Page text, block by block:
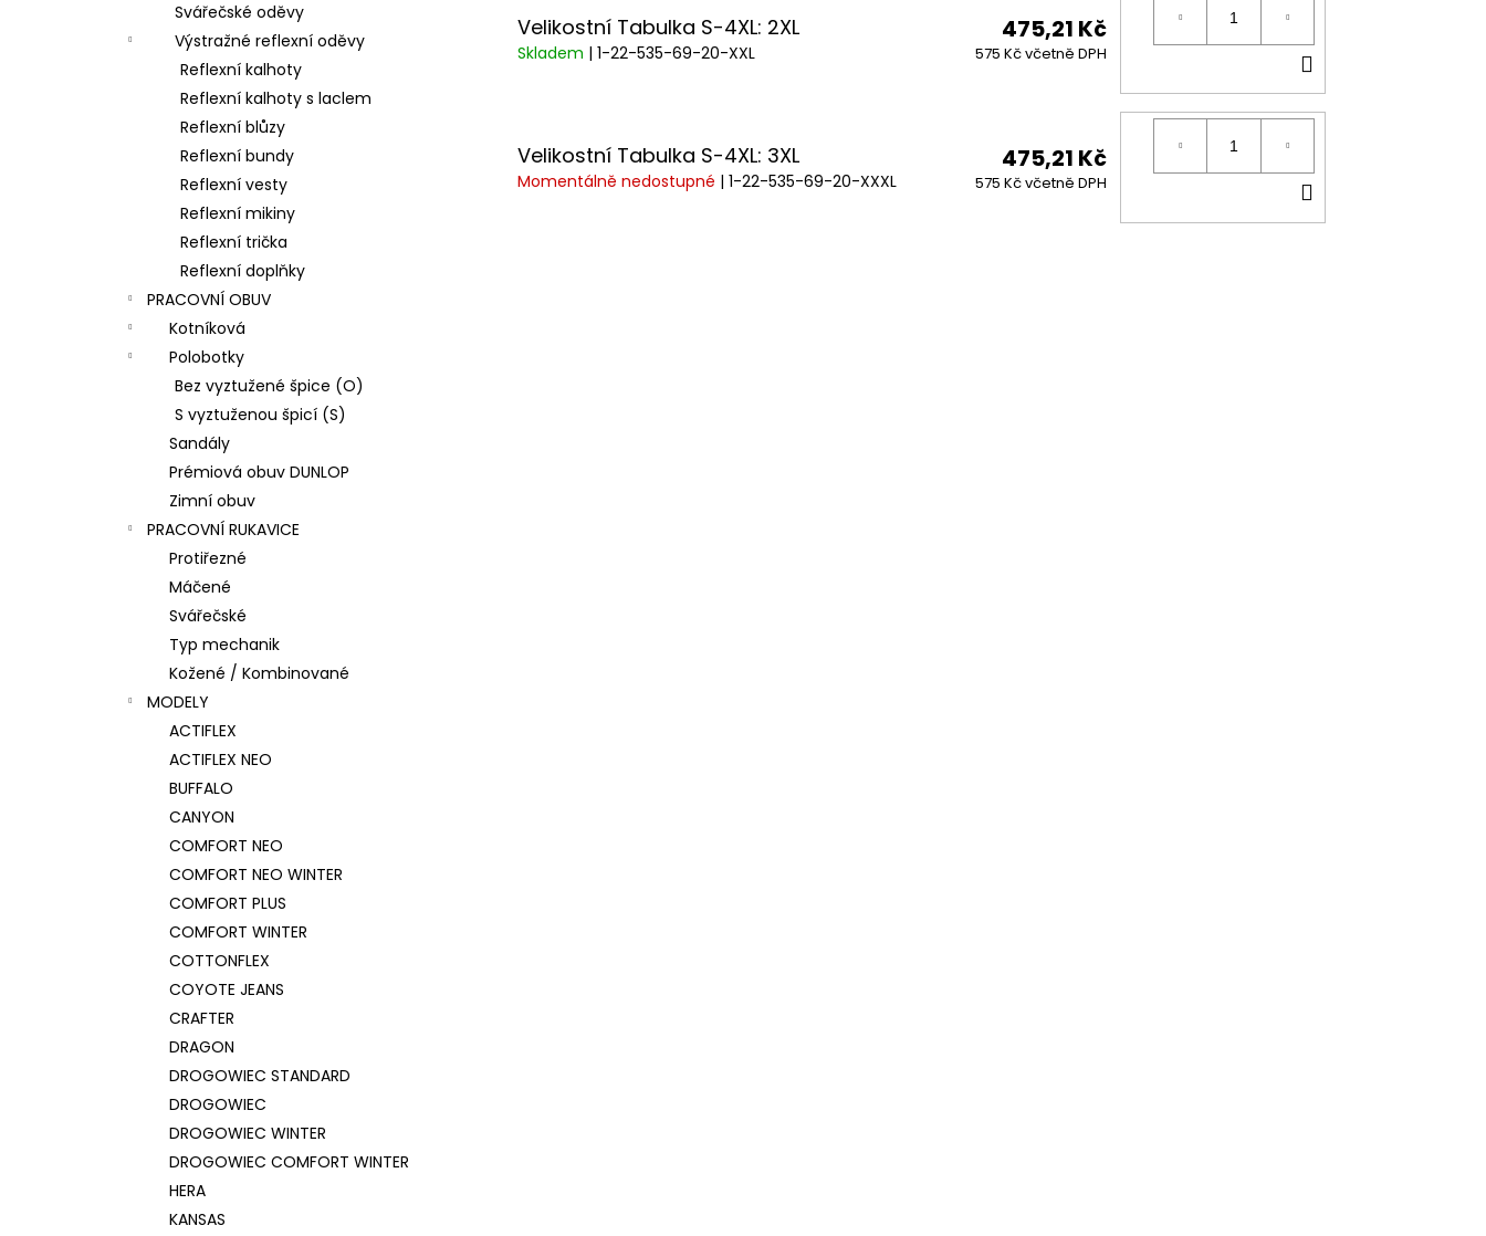
Svářečské oděvy
Výstražné reflexní oděvy
Reflexní kalhoty
Reflexní kalhoty s laclem
Reflexní blůzy
Reflexní bundy
Reflexní vesty
Reflexní mikiny
Reflexní trička
Reflexní doplňky
PRACOVNÍ OBUV
Kotníková
Polobotky
Bez vyztužené špice (O)
S vyztuženou špicí (S)
Sandály
Prémiová obuv DUNLOP
Zimní obuv
PRACOVNÍ RUKAVICE
Protiřezné
Máčené
Svářečské
Typ mechanik
Kožené / Kombinované
MODELY
ACTIFLEX
ACTIFLEX NEO
BUFFALO
CANYON
COMFORT NEO
COMFORT NEO WINTER
COMFORT PLUS
COMFORT WINTER
COTTONFLEX
COYOTE JEANS
CRAFTER
DRAGON
DROGOWIEC STANDARD
DROGOWIEC
DROGOWIEC WINTER
DROGOWIEC COMFORT WINTER
HERA
KANSAS
Velikostní Tabulka S-4XL: 2XL
Skladem | 1-22-535-69-20-XXL
475,21 Kč
575 Kč včetně DPH
KOŠÍKU
Velikostní Tabulka S-4XL: 3XL
Momentálně nedostupné | 1-22-535-69-20-XXXL
475,21 Kč
575 Kč včetně DPH
KOŠÍKU